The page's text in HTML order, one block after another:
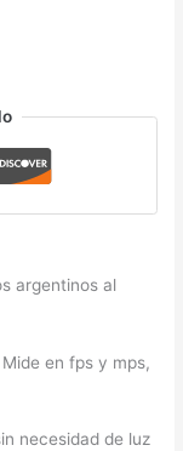
argentinos al
en fps y mps,
necesidad de luz